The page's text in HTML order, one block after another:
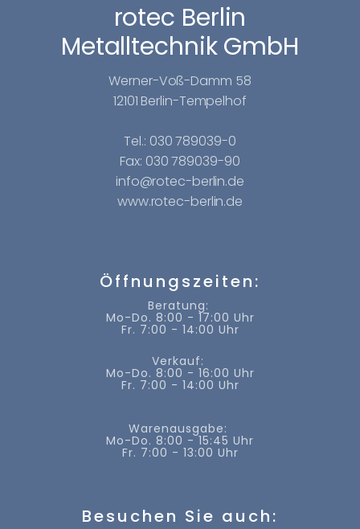
rotec Berlin
Metalltechnik GmbH
Werner-Voß-Damm 58
12101 Berlin-Tempelhof
Tel.: 030 789039-0
Fax: 030 789039-90
info@rotec-berlin.de
www.rotec-berlin.de
Öffnungszeiten:
Beratung:
Mo-Do. 8:00 - 17:00 Uhr
Fr. 7:00 - 14:00 Uhr
Verkauf:
Mo-Do. 8:00 - 16:00 Uhr
Fr. 7:00 - 14:00 Uhr
Warenausgabe:
Mo-Do. 8:00 - 15:45 Uhr
Fr. 7:00 - 13:00 Uhr
Besuchen Sie auch: